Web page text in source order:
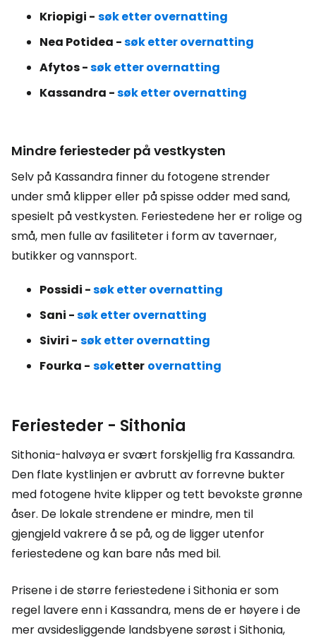
Kriopigi - søk etter overnatting
Nea Potidea -søk etter overnatting
Afytos -søk etter overnatting
Kassandra -søk etter overnatting
Mindre feriesteder på vestkysten
Selv på Kassandra finner du fotogene strender
under små klipper eller på spisse odder med sand,
spesielt på vestkysten. Feriestedene her er rolige og
små, men fulle av fasiliteter i form av tavernaer,
butikker og vannsport.
Possidi -søk etter overnatting
Sani -søk etter overnatting
Siviri - søk etter overnatting
Fourka - søketter overnatting
Feriesteder - Sithonia
Sithonia-halvøya er svært forskjellig fra Kassandra.
Den flate kystlinjen er avbrutt av forrevne bukter
med fotogene hvite klipper og tett bevokste grønne
åser. De lokale strendene er mindre, men til
gjengjeld vakrere å se på, og de ligger utenfor
feriestedene og kan bare nås med bil.
Prisene i de større feriestedene i Sithonia er som
regel lavere enn i Kassandra, mens de er høyere i de
mer avsidesliggende landsbyene sørøst i Sithonia,